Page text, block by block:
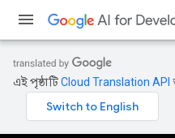
এই পৃষ্ঠাটিCloud Translation API